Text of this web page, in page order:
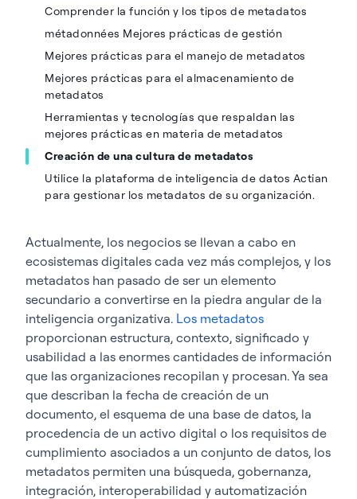
Comprender la función y los tipos de metadatos
métadonnées Mejores prácticas de gestión
Mejores prácticas para el manejo de metadatos
Mejores prácticas para el almacenamiento de
metadatos
Herramientas y tecnologías que respaldan las
mejores prácticas en materia de metadatos
Creación de una cultura de metadatos
Utilice la plataforma de inteligencia de datos Actian
para gestionar los metadatos de su organización.
Actualmente, los negocios se llevan a cabo en
ecosistemas digitales cada vez más complejos, y los
metadatos han pasado de ser un elemento
secundario a convertirse en la piedra angular de la
inteligencia organizativa. Los metadatos
proporcionan estructura, contexto, significado y
usabilidad a las enormes cantidades de información
que las organizaciones recopilan y procesan. Ya sea
que describan la fecha de creación de un
documento, el esquema de una base de datos, la
procedencia de un activo digital o los requisitos de
cumplimiento asociados a un conjunto de datos, los
metadatos permiten una búsqueda, gobernanza,
integración, interoperabilidad y automatización